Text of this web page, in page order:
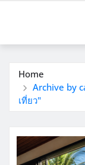
Home
Archive by
เที่ยว"